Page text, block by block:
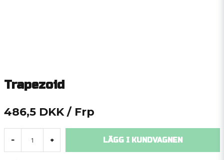
Trapezoid
486,5 DKK / Frp
- + LÄGG I KUNDVAGNEN